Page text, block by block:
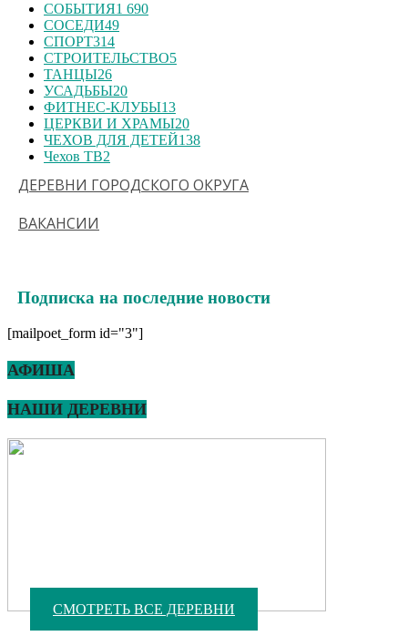
СОБЫТИЯ1 690
СОСЕДИ49
СПОРТ314
СТРОИТЕЛЬСТВО5
ТАНЦЫ26
УСАДЬБЫ20
ФИТНЕС-КЛУБЫ13
ЦЕРКВИ И ХРАМЫ20
ЧЕХОВ ДЛЯ ДЕТЕЙ138
Чехов ТВ2
ДЕРЕВНИ ГОРОДСКОГО ОКРУГА
ВАКАНСИИ
Подписка на последние новости
[mailpoet_form id="3"]
АФИША
НАШИ ДЕРЕВНИ
СМОТРЕТЬ ВСЕ ДЕРЕВНИ